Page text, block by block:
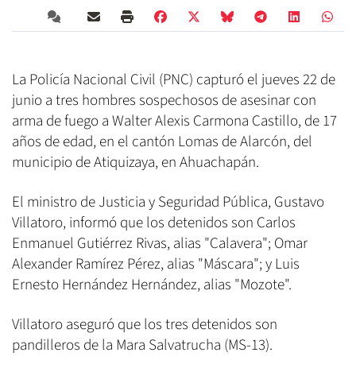
La Policía Nacional Civil (PNC) capturó el jueves 22 de
junio a tres hombres sospechosos de asesinar con
arma de fuego a Walter Alexis Carmona Castillo, de 17
años de edad, en el cantón Lomas de Alarcón, del
municipio de Atiquizaya, en Ahuachapán.
El ministro de Justicia y Seguridad Pública, Gustavo
Villatoro, informó que los detenidos son Carlos
Enmanuel Gutiérrez Rivas, alias "Calavera"; Omar
Alexander Ramírez Pérez, alias "Máscara"; y Luis
Ernesto Hernández Hernández, alias "Mozote".
Villatoro aseguró que los tres detenidos son
pandilleros de la Mara Salvatrucha (MS-13).